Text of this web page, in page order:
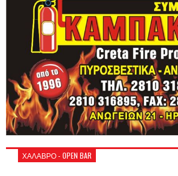
ΧΑΛΑΒΡΟ - OPEN BAR